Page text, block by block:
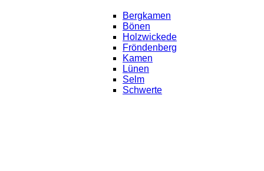
Bergkamen
Bönen
Holzwickede
Fröndenberg
Kamen
Lünen
Selm
Schwerte